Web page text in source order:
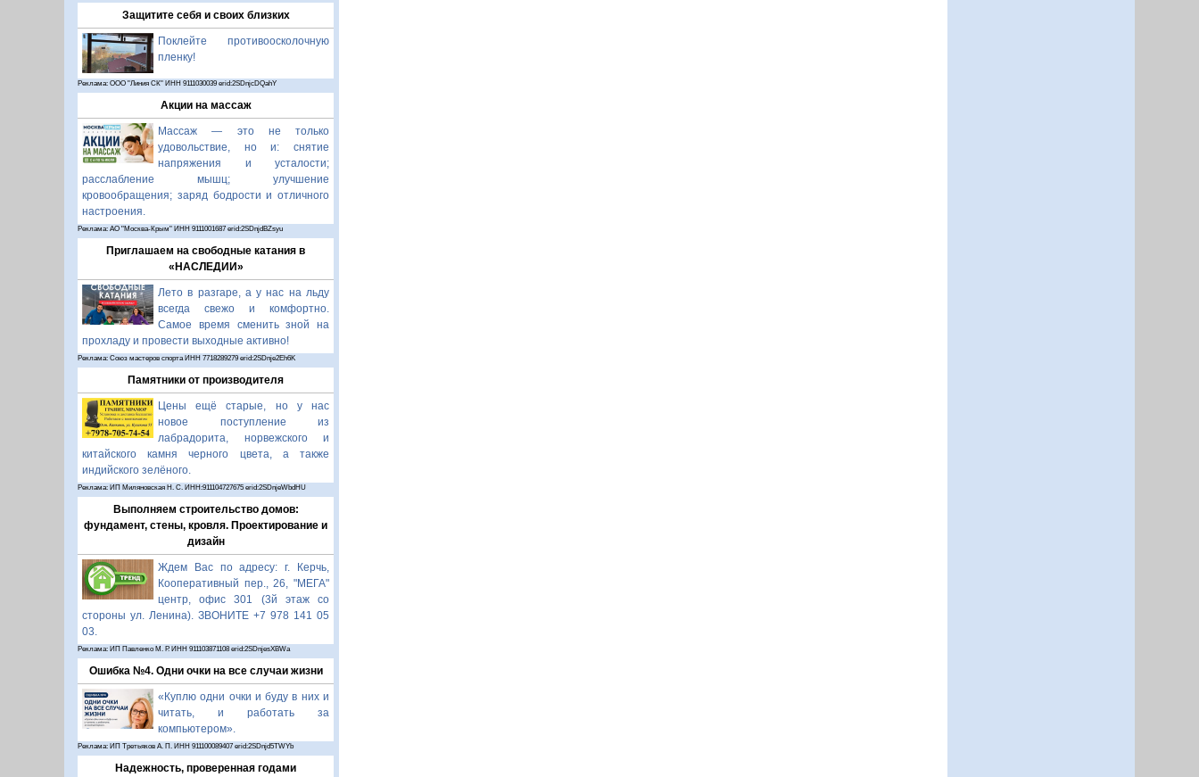
Защитите себя и своих близких
Поклейте противоосколочную
пленку!
Реклама: ООО "Линия СК" ИНН 9111030039 erid:2SDnjcDQahY
Акции на массаж
Массаж — это не только
удовольствие, но и: снятие
напряжения и усталости;
расслабление мышц; улучшение
кровообращения; заряд бодрости и отличного
настроения.
Реклама: АО "Москва-Крым" ИНН 9111001687 erid:2SDnjdBZsyu
Приглашаем на свободные катания в
«НАСЛЕДИИ»
Лето в разгаре, а у нас на льду
всегда свежо и комфортно.
Самое время сменить зной на
прохладу и провести выходные активно!
Реклама: Союз мастеров спорта ИНН 7718289279 erid:2SDnje2Eh6K
Памятники от производителя
Цены ещё старые, но у нас
новое поступление из
лабрадорита, норвежского и
китайского камня черного цвета, а также
индийского зелёного.
Реклама: ИП Миляновская Н. С. ИНН:911104727675 erid:2SDnjeWbdHU
Выполняем строительство домов:
фундамент, стены, кровля. Проектирование и
дизайн
Ждем Вас по адресу: г. Керчь,
Кооперативный пер., 26, "МЕГА"
центр, офис 301 (3й этаж со
стороны ул. Ленина). ЗВОНИТЕ +7 978 141 05
03.
Реклама: ИП Павленко М. Р. ИНН 911103871108 erid:2SDnjesXBWa
Ошибка №4. Одни очки на все случаи жизни
«Куплю одни очки и буду в них и
читать, и работать за
компьютером».
Реклама: ИП Третьяков А. П. ИНН 911100089407 erid:2SDnjd5TWYb
Надежность, проверенная годами